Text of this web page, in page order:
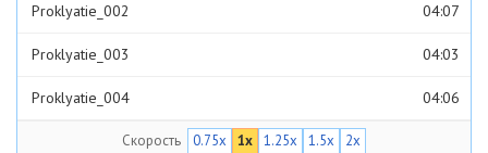
Proklyatie_002 04:07
Proklyatie_003 04:03
Proklyatie_004 04:06
Proklyatie_005Скорость 0.75x 1x 1.25x 1.5x 2x